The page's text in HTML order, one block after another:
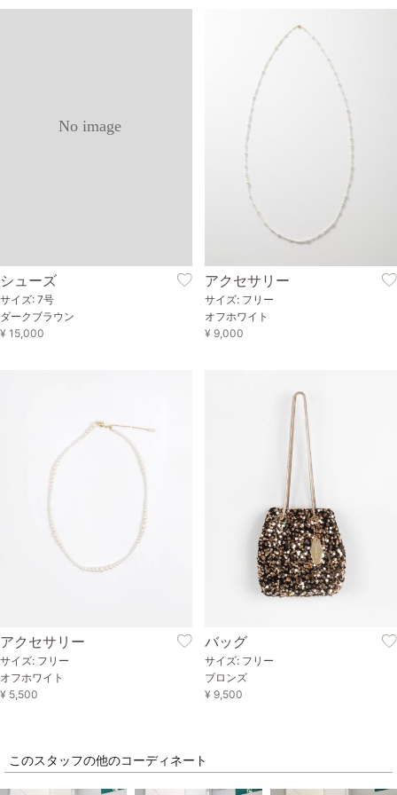
No image
シューズ
サイズ: 7号
ダークブラウン
¥ 15,000
アクセサリー
サイズ: フリー
オフホワイト
¥ 9,000
アクセサリー
サイズ: フリー
オフホワイト
¥ 5,500
バッグ
サイズ: フリー
ブロンズ
¥ 9,500
このスタッフの他のコーディネート